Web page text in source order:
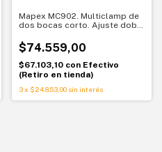
Mapex MC902. Multiclamp de
dos bocas corto. Ajuste doble
$74.559,00
$67.103,10 con Efectivo
(Retiro en tienda)
3 x $24.853,00 sin interés